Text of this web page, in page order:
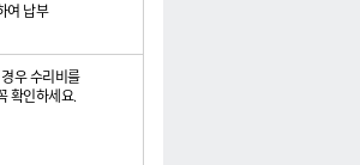
여 납부
우 수리비를
확인하세요.